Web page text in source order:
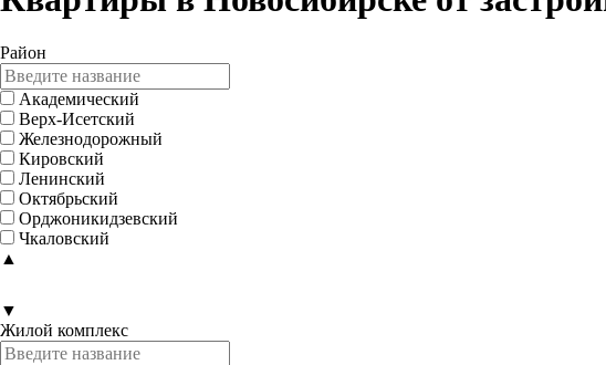
Район
Академический
Верх-Исетский
Железнодорожный
Кировский
Ленинский
Октябрьский
Орджоникидзевский
Чкаловский
▲
▼
Жилой комплекс